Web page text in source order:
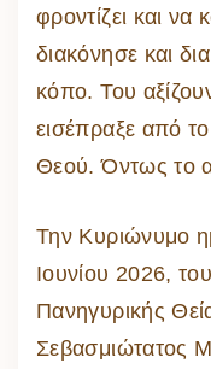
φροντίζει και
διακόνησε και
κόπο. Του
εισέπραξε από
Θεού. Όντως το
Την Κυριώνυμο
Ιουνίου 2026,
Πανηγυρικής
Σεβασμιώτατος